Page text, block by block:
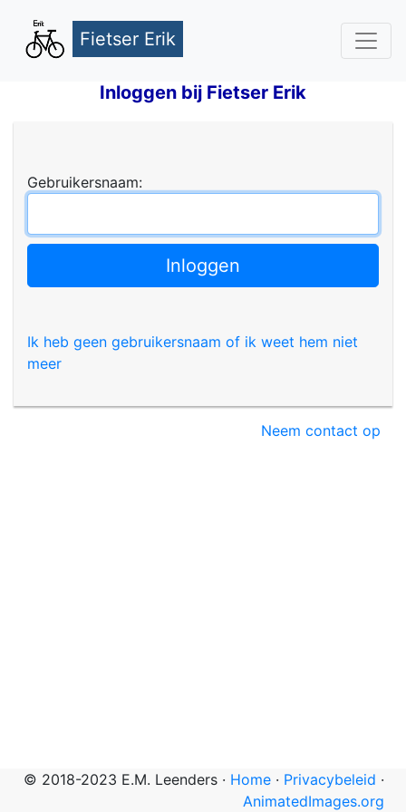
Fietser Erik
Inloggen bij Fietser Erik
Gebruikersnaam:
Ik heb geen gebruikersnaam of ik weet hem niet
meer
Neem contact op
© 2018-2023 E.M. Leenders · Home · Privacybeleid ·
AnimatedImages.org